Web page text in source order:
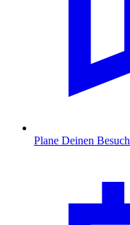
Plane Deinen Besuch